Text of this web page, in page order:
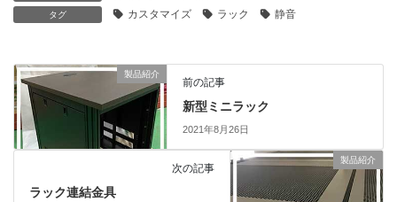
タグ カスタマイズ ラック 静音
製品紹介
前の記事
新型ミニラック
2021年8月26日
製品紹介
次の記事
ラック連結金具